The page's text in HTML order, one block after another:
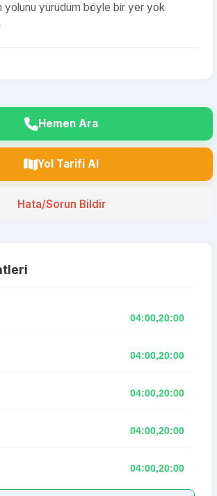
yolunu yürüdüm böyle bir yer yok
Hemen Ara
Yol Tarifi Al
Hata/Sorun Bildir
04:00,20:00
04:00,20:00
04:00,20:00
04:00,20:00
04:00,20:00